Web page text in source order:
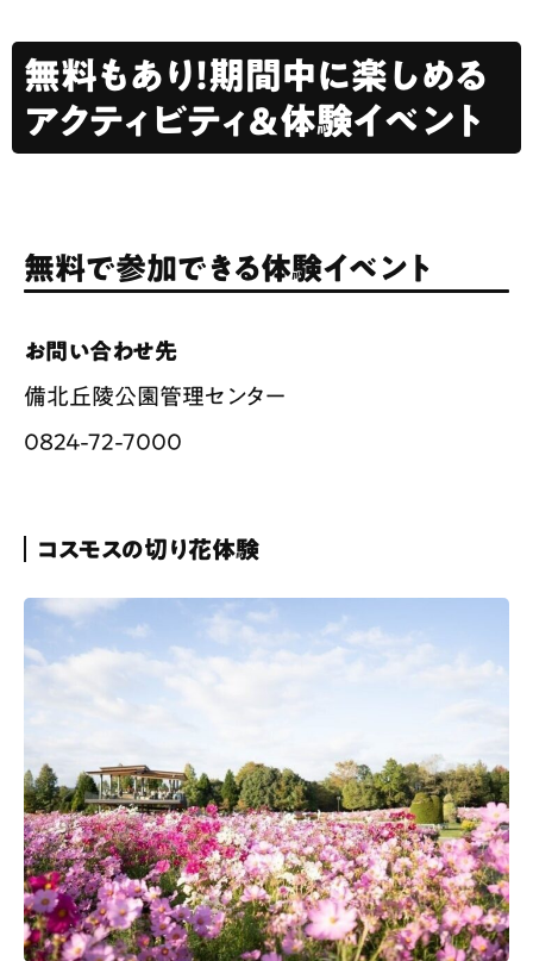
無料もあり！期間中に楽しめる
アクティビティ＆体験イベント
無料で参加できる体験イベント
お問い合わせ先
備北丘陵公園管理センター
0824-72-7000
コスモスの切り花体験